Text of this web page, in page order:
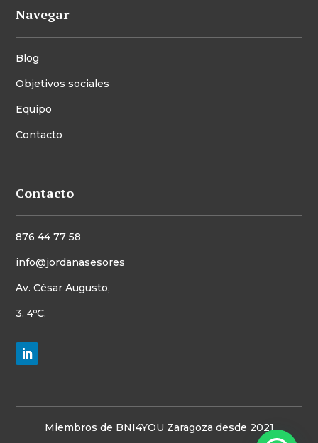
Navegar
Blog
Objetivos sociales
Equipo
Contacto
Contacto
876 44 77 58
info@jordanasesores
Av. César Augusto,
3. 4ºC.
Miembros de BNI4YOU Zaragoza desde 2021